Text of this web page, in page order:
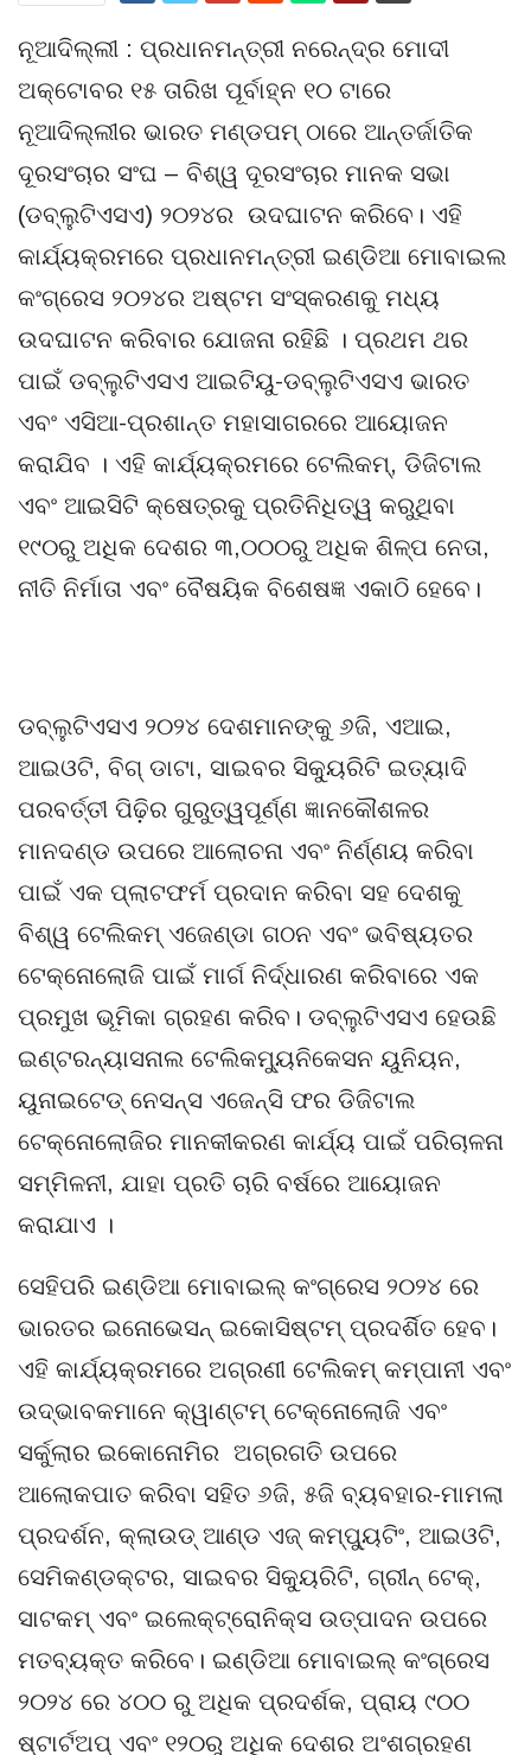
ନୂଆଦିଲ୍ଲୀ : ପ୍ରଧାନମନ୍ତ୍ରୀ ନରେନ୍ଦ୍ର ମୋଦୀ
ଅକ୍ଟୋବର ୧୫ ତାରିଖ ପୂର୍ବାହ୍ନ ୧୦ ଟାରେ
ନୂଆଦିଲ୍ଲୀର ଭାରତ ମଣ୍ଡପମ୍ ଠାରେ ଆନ୍ତର୍ଜାତିକ
ଦୂରସଂଚାର ସଂଘ – ବିଶ୍ୱ ଦୂରସଂଚାର ମାନକ ସଭା
(ଡବ୍ଲୁଟିଏସଏ) ୨୦୨୪ର ଉଦଘାଟନ କରିବେ। ଏହି
କାର୍ଯ୍ୟକ୍ରମରେ ପ୍ରଧାନମନ୍ତ୍ରୀ ଇଣ୍ଡିଆ ମୋବାଇଲ
କଂଗ୍ରେସ ୨୦୨୪ର ଅଷ୍ଟମ ସଂସ୍କରଣକୁ ମଧ୍ୟ
ଉଦଘାଟନ କରିବାର ଯୋଜନା ରହିଛି । ପ୍ରଥମ ଥର
ପାଇଁ ଡବ୍ଲୁଟିଏସଏ ଆଇଟିୟୁ-ଡବ୍ଲୁଟିଏସଏ ଭାରତ
ଏବଂ ଏସିଆ-ପ୍ରଶାନ୍ତ ମହାସାଗରରେ ଆୟୋଜନ
କରାଯିବ । ଏହି କାର୍ଯ୍ୟକ୍ରମରେ ଟେଲିକମ୍, ଡିଜିଟାଲ
ଏବଂ ଆଇସିଟି କ୍ଷେତ୍ରକୁ ପ୍ରତିନିଧିତ୍ୱ କରୁଥିବା
୧୯୦ରୁ ଅଧିକ ଦେଶର ୩,୦୦୦ରୁ ଅଧିକ ଶିଳ୍ପ ନେତା,
ନୀତି ନିର୍ମାତା ଏବଂ ବୈଷୟିକ ବିଶେଷଜ୍ଞ ଏକାଠି ହେବେ।
ଡବ୍ଲୁଟିଏସଏ ୨୦୨୪ ଦେଶମାନଙ୍କୁ ୬ଜି, ଏଆଇ,
ଆଇଓଟି, ବିଗ୍ ଡାଟା, ସାଇବର ସିକ୍ୟୁରିଟି ଇତ୍ୟାଦି
ପରବର୍ତ୍ତୀ ପିଢ଼ିର ଗୁରୁତ୍ୱପୂର୍ଣ୍ଣ ଜ୍ଞାନକୌଶଳର
ମାନଦଣ୍ଡ ଉପରେ ଆଲୋଚନା ଏବଂ ନିର୍ଣ୍ଣୟ କରିବା
ପାଇଁ ଏକ ପ୍ଲାଟଫର୍ମ ପ୍ରଦାନ କରିବା ସହ ଦେଶକୁ
ବିଶ୍ୱ ଟେଲିକମ୍ ଏଜେଣ୍ଡା ଗଠନ ଏବଂ ଭବିଷ୍ୟତର
ଟେକ୍ନୋଲୋଜି ପାଇଁ ମାର୍ଗ ନିର୍ଦ୍ଧାରଣ କରିବାରେ ଏକ
ପ୍ରମୁଖ ଭୂମିକା ଗ୍ରହଣ କରିବ। ଡବ୍ଲୁଟିଏସଏ ହେଉଛି
ଇଣ୍ଟରନ୍ୟାସନାଲ ଟେଲିକମ୍ୟୁନିକେସନ ୟୁନିୟନ,
ୟୁନାଇଟେଡ୍ ନେସନ୍ସ ଏଜେନ୍ସି ଫର ଡିଜିଟାଲ
ଟେକ୍ନୋଲୋଜିର ମାନକୀକରଣ କାର୍ଯ୍ୟ ପାଇଁ ପରିଚାଳନା
ସମ୍ମିଳନୀ, ଯାହା ପ୍ରତି ଚାରି ବର୍ଷରେ ଆୟୋଜନ
କରାଯାଏ ।
ସେହିପରି ଇଣ୍ଡିଆ ମୋବାଇଲ୍ କଂଗ୍ରେସ ୨୦୨୪ ରେ
ଭାରତର ଇନୋଭେସନ୍ ଇକୋସିଷ୍ଟମ୍ ପ୍ରଦର୍ଶିତ ହେବ।
ଏହି କାର୍ଯ୍ୟକ୍ରମରେ ଅଗ୍ରଣୀ ଟେଲିକମ୍ କମ୍ପାନୀ ଏବଂ
ଉଦ୍ଭାବକମାନେ କ୍ୱାଣ୍ଟମ୍ ଟେକ୍ନୋଲୋଜି ଏବଂ
ସର୍କୁଲାର ଇକୋନୋମିର ଅଗ୍ରଗତି ଉପରେ
ଆଲୋକପାତ କରିବା ସହିତ ୬ଜି, ୫ଜି ବ୍ୟବହାର-ମାମଲା
ପ୍ରଦର୍ଶନ, କ୍ଲାଉଡ୍ ଆଣ୍ଡ ଏଜ୍ କମ୍ପ୍ୟୁଟିଂ, ଆଇଓଟି,
ସେମିକଣ୍ଡକ୍ଟର, ସାଇବର ସିକ୍ୟୁରିଟି, ଗ୍ରୀନ୍ ଟେକ୍,
ସାଟକମ୍ ଏବଂ ଇଲେକ୍ଟ୍ରୋନିକ୍ସ ଉତ୍ପାଦନ ଉପରେ
ମତବ୍ୟକ୍ତ କରିବେ। ଇଣ୍ଡିଆ ମୋବାଇଲ୍ କଂଗ୍ରେସ
୨୦୨୪ ରେ ୪୦୦ ରୁ ଅଧିକ ପ୍ରଦର୍ଶକ, ପ୍ରାୟ ୯୦୦
ଷ୍ଟାର୍ଟଅପ୍ ଏବଂ ୧୨୦ରୁ ଅଧିକ ଦେଶର ଅଂଶଗ୍ରହଣ